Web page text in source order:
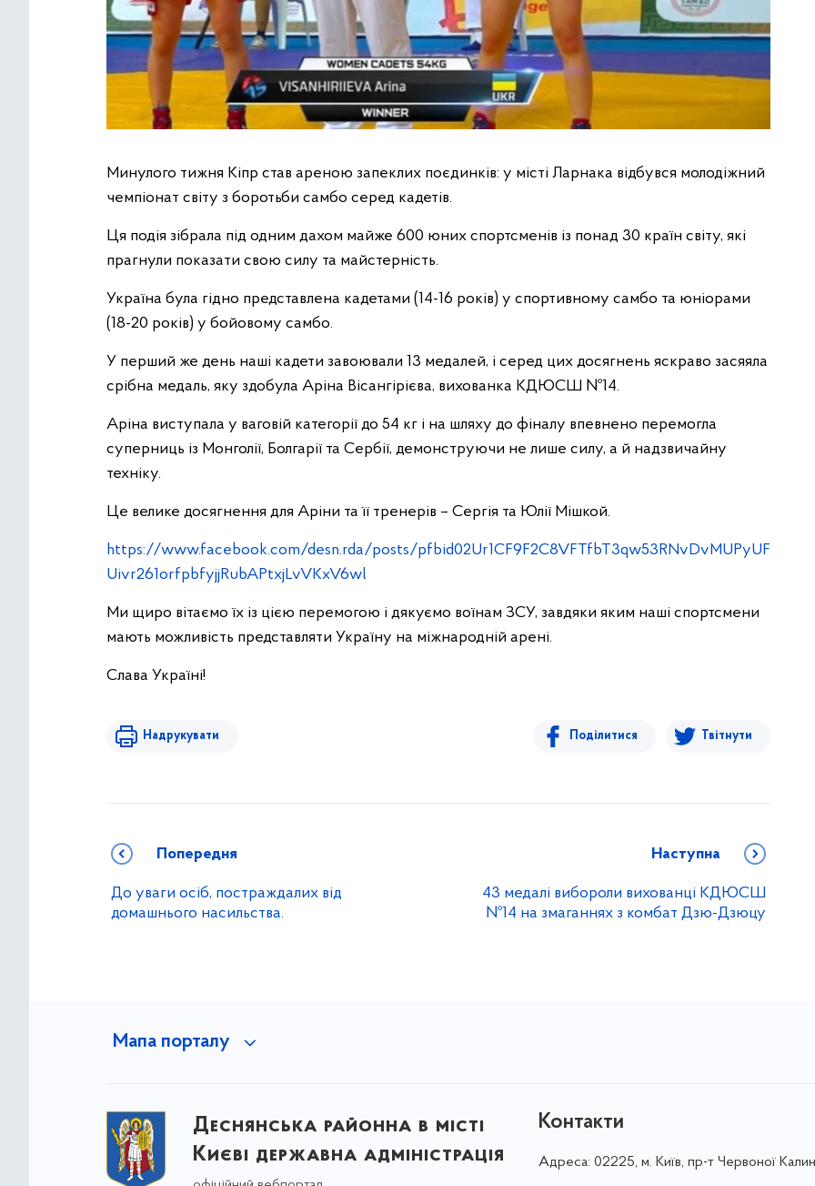
Минулого тижня Кіпр став ареною запеклих поєдинків: у місті Ларнака відбувся молодіжний
чемпіонат світу з боротьби самбо серед кадетів.
Ця подія зібрала під одним дахом майже 600 юних спортсменів із понад 30 країн світу, які
прагнули показати свою силу та майстерність.
Україна була гідно представлена кадетами (14-16 років) у спортивному самбо та юніорами
(18-20 років) у бойовому самбо.
У перший же день наші кадети завоювали 13 медалей, і серед цих досягнень яскраво засяяла
срібна медаль, яку здобула Аріна Вісангірієва, вихованка КДЮСШ №14.
Аріна виступала у ваговій категорії до 54 кг і на шляху до фіналу впевнено перемогла
суперниць із Монголії, Болгарії та Сербії, демонструючи не лише силу, а й надзвичайну
техніку.
Це велике досягнення для Аріни та її тренерів – Сергія та Юлії Мішкой.
https://www.facebook.com/desn.rda/posts/pfbid02Ur1CF9F2C8VFTfbT3qw53RNvDvMUPyUF
Uivr261orfpbfyjjRubAPtxjLvVKxV6wl
Ми щиро вітаємо їх із цією перемогою і дякуємо воїнам ЗСУ, завдяки яким наші спортсмени
мають можливість представляти Україну на міжнародній арені.
Слава Україні!
Надрукувати Поділитися Твітнути
Попередня
До уваги осіб, постраждалих від
домашнього насильства.
Наступна
43 медалі вибороли вихованці КДЮСШ
№14 на змаганнях з комбат Дзю-Дзюцу
Мапа порталу
Деснянська районна в місті
Києві державна адміністрація
Контакти
Адреса: 02225, м. Київ, пр-т Червоної